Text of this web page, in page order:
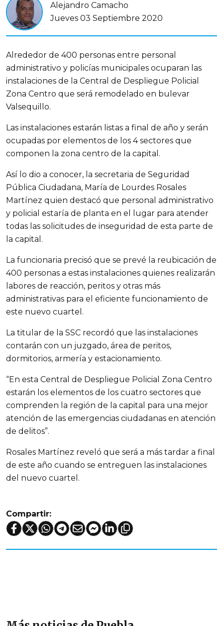
Alejandro Camacho
Jueves 03 Septiembre 2020
Alrededor de 400 personas entre personal
administrativo y policías municipales ocuparan las
instalaciones de la Central de Despliegue Policial
Zona Centro que será remodelado en bulevar
Valsequillo.
Las instalaciones estarán listas a final de año y serán
ocupadas por elementos de los 4 sectores que
componen la zona centro de la capital.
Así lo dio a conocer, la secretaria de Seguridad
Pública Ciudadana, María de Lourdes Rosales
Martínez quien destacó que personal administrativo
y policial estaría de planta en el lugar para atender
todas las solicitudes de inseguridad de esta parte de
la capital.
La funcionaria precisó que se prevé la reubicación de
400 personas a estas instalaciones quienes realizarán
labores de reacción, peritos y otras más
administrativas para el eficiente funcionamiento de
este nuevo cuartel.
La titular de la SSC recordó que las instalaciones
contarán con un juzgado, área de peritos,
dormitorios, armería y estacionamiento.
“En esta Central de Despliegue Policial Zona Centro
estarán los elementos de los cuatro sectores que
comprenden la región de la capital para una mejor
atención de las emergencias ciudadanas en atención
de delitos”.
Rosales Martínez reveló que será a más tardar a final
de este año cuando se entreguen las instalaciones
del nuevo cuartel.
Compartir: